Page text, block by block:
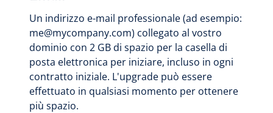
Un indirizzo e-mail professionale (ad esempio:
me@mycompany.com) collegato al vostro
dominio con 2 GB di spazio per la casella di
posta elettronica per iniziare, incluso in ogni
contratto iniziale. L'upgrade può essere
effettuato in qualsiasi momento per ottenere
più spazio.